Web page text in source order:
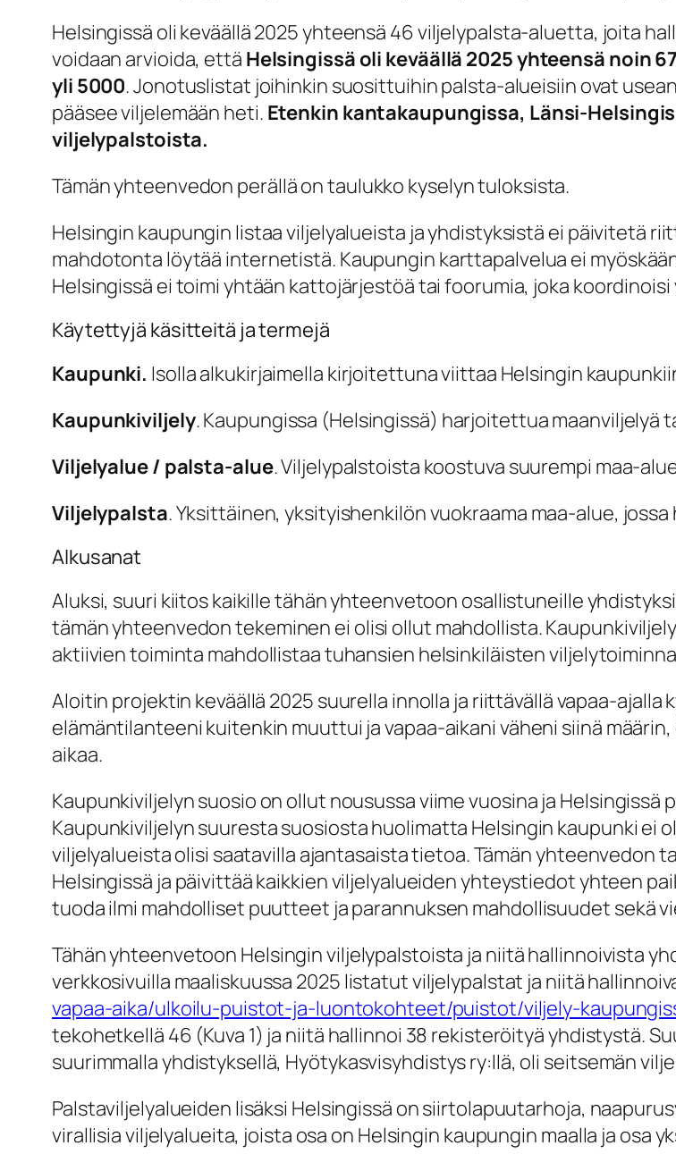
Helsingissä oli keväällä 2025 yhteensä 46 viljelypalsta-aluetta, joita
voidaan arvioida, että Helsingissä oli keväällä 2025 yhteensä noin
yli 5000. Jonotuslistat joihinkin suosittuihin palsta-alueisiin ovat
pääsee viljelemään heti. Etenkin kantakaupungissa, Länsi-
viljelypalstoista.
Tämän yhteenvedon perällä on taulukko kyselyn tuloksista.
Helsingin kaupungin listaa viljelyalueista ja yhdistyksistä ei päivitetä
mahdotonta löytää internetistä. Kaupungin karttapalvelua ei
Helsingissä ei toimi yhtään kattojärjestöä tai foorumia, joka
Käytettyjä käsitteitä ja termejä
Kaupunki. Isolla alkukirjaimella kirjoitettuna viittaa Helsingin
Kaupunkiviljely. Kaupungissa (Helsingissä) harjoitettua maanviljelyä
Viljelyalue / palsta-alue. Viljelypalstoista koostuva suurempi maa-
Viljelypalsta. Yksittäinen, yksityishenkilön vuokraama maa-alue,
Alkusanat
Aluksi, suuri kiitos kaikille tähän yhteenvetoon osallistuneille
tämän yhteenvedon tekeminen ei olisi ollut mahdollista.
aktiivien toiminta mahdollistaa tuhansien helsinkiläisten
Aloitin projektin keväällä 2025 suurella innolla ja riittävällä vapaa-
elämäntilanteeni kuitenkin muuttui ja vapaa-aikani väheni siinä
aikaa.
Kaupunkiviljelyn suosio on ollut nousussa viime vuosina ja
Kaupunkiviljelyn suuresta suosiosta huolimatta Helsingin kaupunki ei
viljelyalueista olisi saatavilla ajantasaista tietoa. Tämän yhteenvedon
Helsingissä ja päivittää kaikkien viljelyalueiden yhteystiedot yhteen
tuoda ilmi mahdolliset puutteet ja parannuksen mahdollisuudet sekä
Tähän yhteenvetoon Helsingin viljelypalstoista ja niitä hallinnoivista
verkkosivuilla maaliskuussa 2025 listatut viljelypalstat ja niitä
vapaa-aika/ulkoilu-puistot-ja-luontokohteet/puistot/viljely-
tekohetkellä 46 (Kuva 1) ja niitä hallinnoi 38 rekisteröityä yhdistystä.
suurimmalla yhdistyksellä, Hyötykasvisyhdistys ry:llä, oli seitsemän
Palstaviljelyalueiden lisäksi Helsingissä on siirtolapuutarhoja,
virallisia viljelyalueita, joista osa on Helsingin kaupungin maalla ja osa